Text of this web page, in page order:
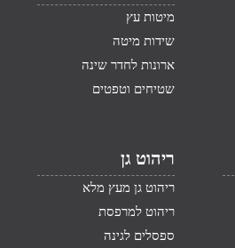
מיטות עץ
שידות מיטה
ארונות לחדר שינה
שטיחים וטפטים
ריהוט גן
ריהוט גן מעץ מלא
ריהוט למרפסת
ספסלים לגינה